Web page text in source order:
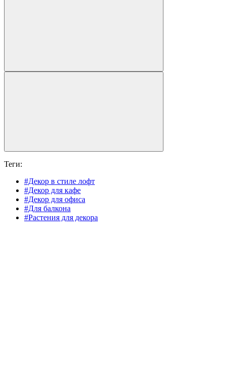
Теги:
#Декор в стиле лофт
#Декор для кафе
#Декор для офиса
#Для балкона
#Растения для декора